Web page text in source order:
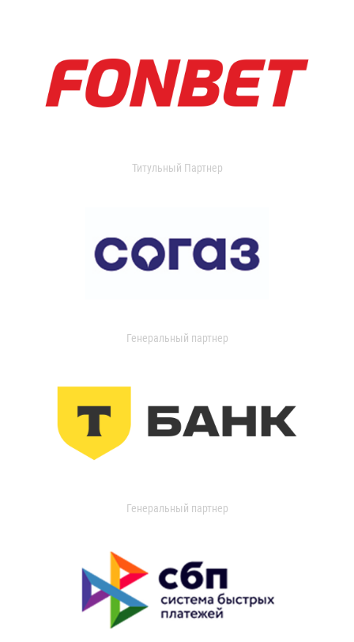
Титульный Партнер
Генеральный партнер
Генеральный партнер